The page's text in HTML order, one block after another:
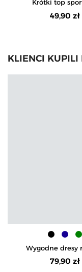
Krótki top
prążkowany
49,90 zł
KLIENCI
Wygodne dresy
spodnie
kieszeniami
79,90 zł